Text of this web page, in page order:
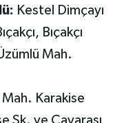
Kestel Dimçayı
Bıçakçı
Mah.
Mah. Karakise